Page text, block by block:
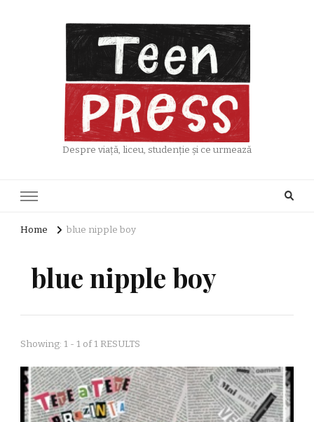
Despre viață, liceu, studenție și ce urmează
Home blue nipple boy
blue nipple boy
Showing: 1 - 1 of 1 RESULTS